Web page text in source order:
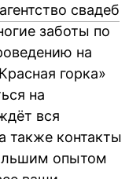
агентство свадеб
заботы по
на
горка»
на
вся
также контакты
опытом